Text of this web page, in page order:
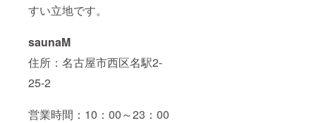
すい立地です。
saunaM
住所：名古屋市西区名駅2-
25-2
営業時間：10：00～23：00